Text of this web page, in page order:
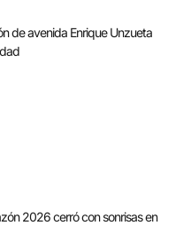
de avenida Enrique Unzueta
2026 cerró con sonrisas en